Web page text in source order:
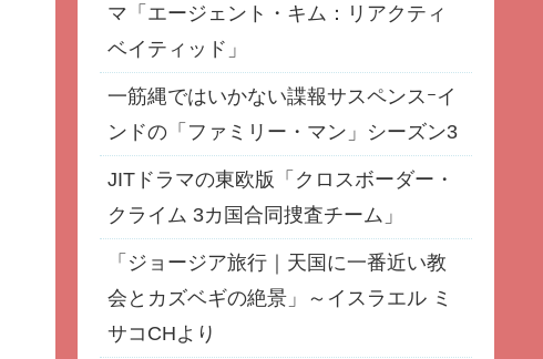
マ「エージェント・キム：リアクティ
ベイティッド」
一筋縄ではいかない諜報サスペンスｰイ
ンドの「ファミリー・マン」シーズン3
JITドラマの東欧版「クロスボーダー・
クライム 3カ国合同捜査チーム」
「ジョージア旅行｜天国に一番近い教
会とカズベギの絶景」～イスラエル ミ
サコCHより